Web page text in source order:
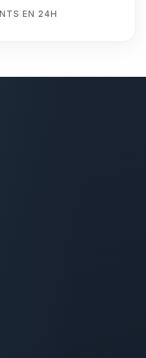
EN 24H